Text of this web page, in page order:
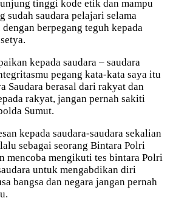
tinggi kode etik dan mampu
sudah saudara pelajari selama
berpegang teguh kepada
kepada saudara – saudara
pegang kata-kata saya itu
Saudara berasal dari rakyat dan
rakyat, jangan pernah sakiti
Sumut.
kepada saudara-saudara sekalian
sebagai seorang Bintara Polri
mencoba mengikuti tes bintara Polri
untuk mengabdikan diri
bangsa dan negara jangan pernah